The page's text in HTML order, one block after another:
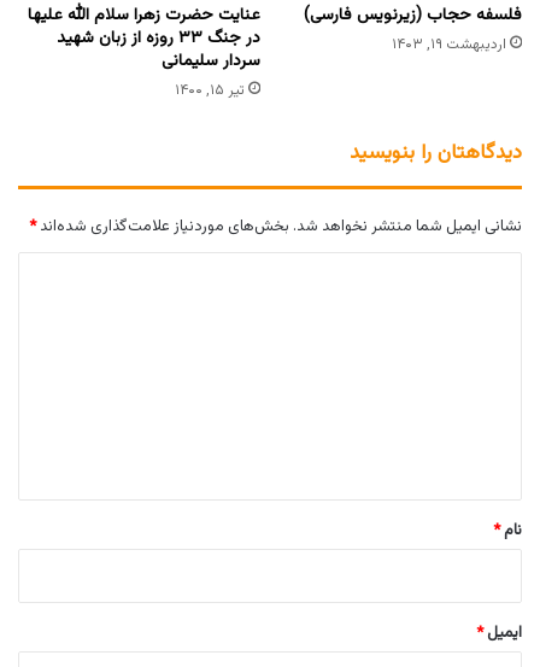
فلسفه حجاب (زیرنویس فارسی)
اردیبهشت ۱۹, ۱۴۰۳
عنایت حضرت زهرا سلام الله علیها
در جنگ ۳۳ روزه از زبان شهید
سردار سلیمانی
تیر ۱۵, ۱۴۰۰
دیدگاهتان را بنویسید
نشانی ایمیل شما منتشر نخواهد شد. بخش‌های موردنیاز علامت‌گذاری شده‌اند*
نام*
ایمیل*